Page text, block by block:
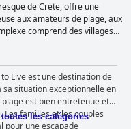
de Crète, offre une
aux amateurs de plage, aux
comprend des villages
d'installations sur place,
clients peuvent profiter d'un
plages de sable blanc, des
extérieures, des options de
et récréatives, ainsi
Creta Palace est également
de chambres et d'activités
Live est une destination de
sa situation exceptionnelle en
est bien entretenue et
familles et les couples
pour une escapade
les catégories